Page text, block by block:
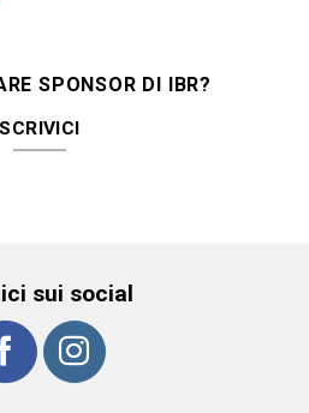
SPONSOR DI IBR?
SCRIVICI
sui social